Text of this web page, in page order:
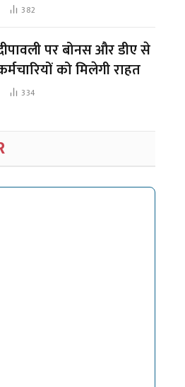
382
पर बोनस और डीए से
को मिलेगी राहत
334